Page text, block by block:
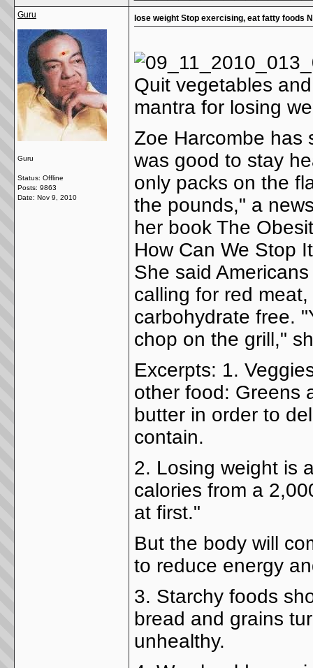
Guru
Guru
Status: Offline
Posts: 9863
Date: Nov 9, 2010
lose weight Stop exercising, eat fatty foods
Quit vegetables
mantra for losing
Zoe Harcombe has
was good to stay
only packs on the
the pounds," a
her book The
How Can We Stop
She said
calling for red
carbohydrate free.
chop on the grill,"
Excerpts: 1.
other food: Greens
butter in order to
contain.
2. Losing weight is
calories from a
at first."
But the body will
to reduce energy
3. Starchy foods
bread and grains
unhealthy.